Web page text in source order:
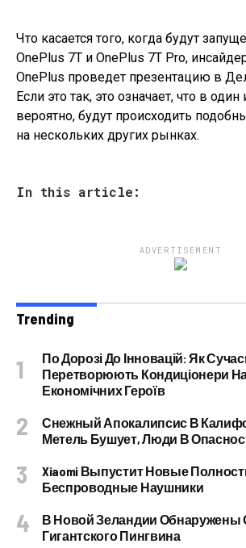
Что касается того, когда будут
OnePlus 7T и OnePlus 7T Pro,
OnePlus проведет презентацию в
Если это так, это означает, что в
вероятно, будут происходить
на нескольких других рынках.
In this article:
ADVERTISEMENT
Trending
По Дорозі До Інновацій: Як
Перетворюють Кондиціонери
Економічних Героїв
Снежный Апокалипсис В
Метель Бушует, Люди В
Xiaomi Выпустит Новые
Беспроводные Наушники
В Новой Зеландии Обнаружены
Гигантского Пингвина